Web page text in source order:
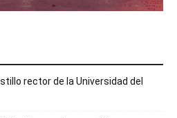
rector de la Universidad del